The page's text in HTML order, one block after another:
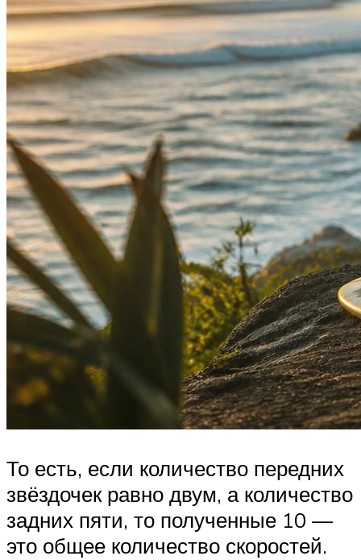
То есть, если количество передних
звёздочек равно двум, а количество
задних пяти, то полученные 10 —
это общее количество скоростей.